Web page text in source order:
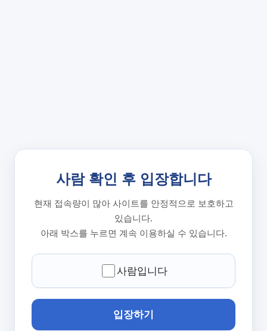
사람 확인 후 입장합니다
현재 접속량이 많아 사이트를 안정적으로 보호하고
있습니다.
아래 박스를 누르면 계속 이용하실 수 있습니다.
사람입니다
입장하기